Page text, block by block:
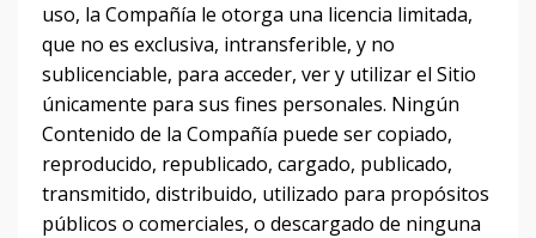
uso, la Compañía le otorga una licencia limitada,
que no es exclusiva, intransferible, y no
sublicenciable, para acceder, ver y utilizar el Sitio
únicamente para sus fines personales. Ningún
Contenido de la Compañía puede ser copiado,
reproducido, republicado, cargado, publicado,
transmitido, distribuido, utilizado para propósitos
públicos o comerciales, o descargado de ninguna